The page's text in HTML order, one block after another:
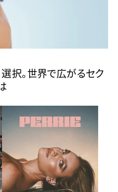
選択。世界で広がるセク